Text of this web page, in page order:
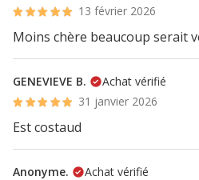
13 février 2026
Moins chère beaucoup serait
GENEVIEVE B.
Achat vérifié
31 janvier 2026
Est costaud
Anonyme.
Achat vérifié